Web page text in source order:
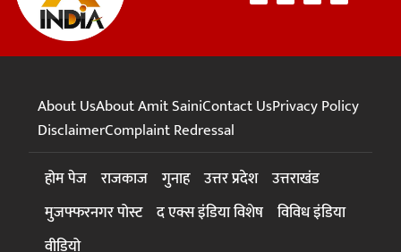
About UsAbout Amit SainiContact UsPrivacy Policy
DisclaimerComplaint Redressal
होम पेज राजकाज गुनाह उत्तर प्रदेश उत्तराखंड
मुजफ्फरनगर पोस्ट द एक्स इंडिया विशेष विविध इंडिया
वीडियो